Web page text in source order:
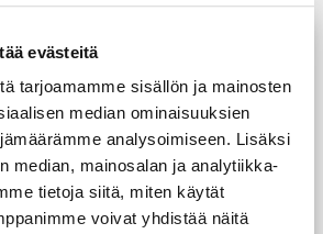
evästeitä
tarjoamamme sisällön ja mainosten
median ominaisuuksien
analysoimiseen. Lisäksi
median, mainosalan ja analytiikka-
tietoja siitä, miten käytät
voivat yhdistää näitä